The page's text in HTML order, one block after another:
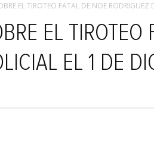
EL TIROTEO FATAL DE NOE RODRIGUEZ
EL TIROTEO
EL 1 DE